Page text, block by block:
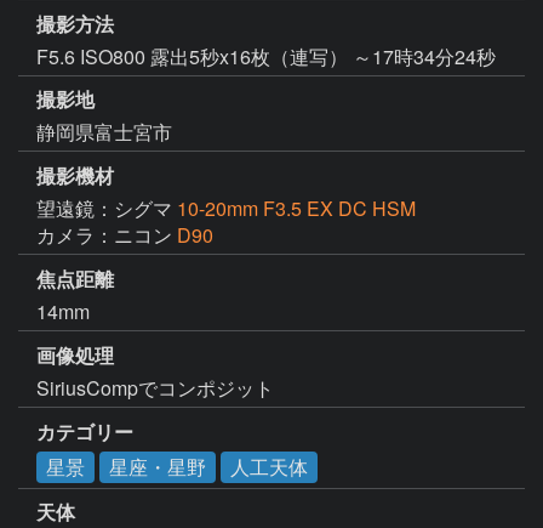
撮影方法
F5.6 ISO800 露出5秒x16枚（連写） ～17時34分24秒
撮影地
静岡県富士宮市
撮影機材
望遠鏡：シグマ 10-20mm F3.5 EX DC HSM
カメラ：ニコン D90
焦点距離
14mm
画像処理
SiriusCompでコンポジット
カテゴリー
星景
星座・星野
人工天体
天体